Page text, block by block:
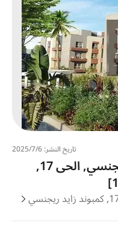
تاريخ النشر: 6‏‏/7‏‏/2025
شقة للبيع في كمبوند زايد ريجنسي, الحى 17,